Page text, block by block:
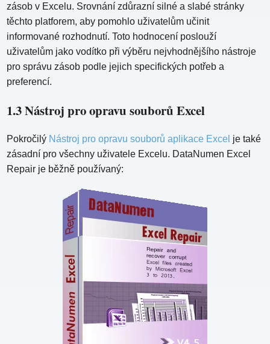
zásob v Excelu. Srovnání zdůrazní silné a slabé stránky
těchto platforem, aby pomohlo uživatelům učinit
informované rozhodnutí. Toto hodnocení poslouží
uživatelům jako vodítko při výběru nejvhodnějšího nástroje
pro správu zásob podle jejich specifických potřeb a
preferencí.
1.3 Nástroj pro opravu souborů Excel
Pokročilý Nástroj pro opravu souborů aplikace Excel je také
zásadní pro všechny uživatele Excelu. DataNumen Excel
Repair je běžně používaný: